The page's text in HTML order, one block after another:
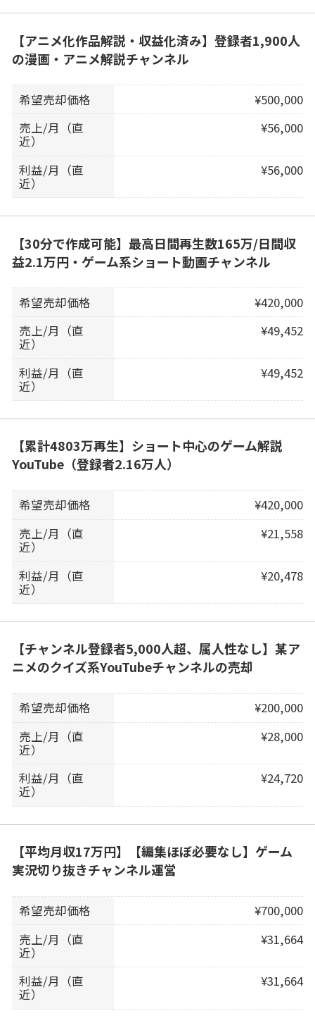
【アニメ化作品解説・収益化済み】登録者1,900人
の漫画・アニメ解説チャンネル
希望売却価格
¥500,000
売上/月（直
近）
¥56,000
利益/月（直
近）
¥56,000
【30分で作成可能】最高日間再生数165万/日間収
益2.1万円・ゲーム系ショート動画チャンネル
希望売却価格
¥420,000
売上/月（直
近）
¥49,452
利益/月（直
近）
¥49,452
【累計4803万再生】ショート中心のゲーム解説
YouTube（登録者2.16万人）
希望売却価格
¥420,000
売上/月（直
近）
¥21,558
利益/月（直
近）
¥20,478
【チャンネル登録者5,000人超、属人性なし】某ア
ニメのクイズ系YouTubeチャンネルの売却
希望売却価格
¥200,000
売上/月（直
近）
¥28,000
利益/月（直
近）
¥24,720
【平均月収17万円】【編集ほぼ必要なし】ゲーム
実況切り抜きチャンネル運営
希望売却価格
¥700,000
売上/月（直
近）
¥31,664
利益/月（直
近）
¥31,664